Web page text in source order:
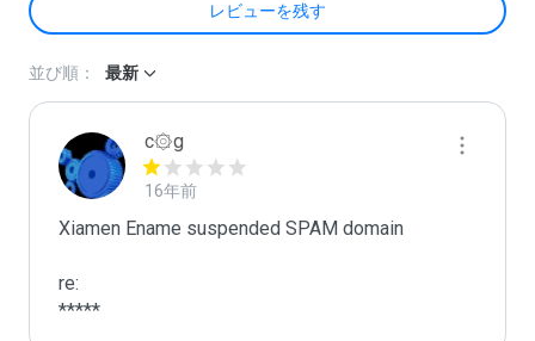
レビューを残す
並び順： 最新
c۞g
16年前
Xiamen Ename suspended SPAM domain
re:
*****